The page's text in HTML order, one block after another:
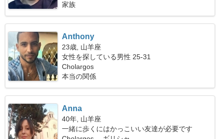
家族
Anthony
23歳, 山羊座
女性を探している男性 25-31
Cholargos
本当の関係
Anna
40年, 山羊座
一緒に歩くにはかっこいい友達が必要です